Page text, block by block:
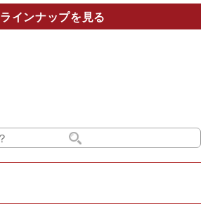
ラインナップを見る